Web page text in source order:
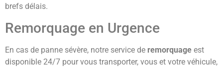
brefs délais.
Remorquage en Urgence
En cas de panne sévère, notre service de remorquage est
disponible 24/7 pour vous transporter, vous et votre véhicule,